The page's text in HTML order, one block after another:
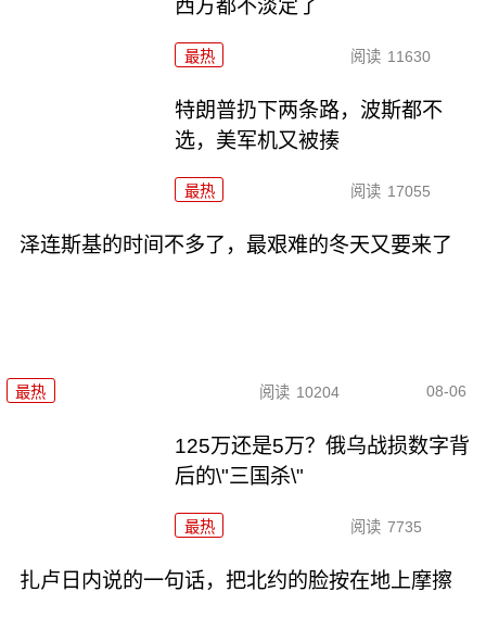
西方都不淡定了
最热 阅读 11630
特朗普扔下两条路，波斯都不
选，美军机又被揍
最热 阅读 17055
泽连斯基的时间不多了，最艰难的冬天又要来了
最热 阅读 10204 08-06
125万还是5万？俄乌战损数字背
后的\"三国杀\"
最热 阅读 7735
扎卢日内说的一句话，把北约的脸按在地上摩擦